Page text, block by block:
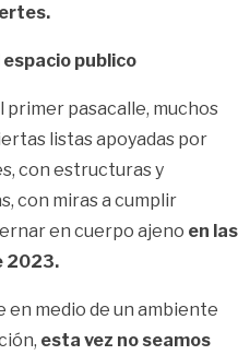
espacio publico
primer pasacalle, muchos
listas apoyadas por
con estructuras y
con miras a cumplir
en cuerpo ajeno en las
2023.
en medio de un ambiente
esta vez no seamos